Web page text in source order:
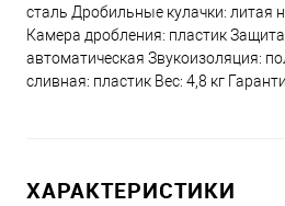
сталь Дробильные кулачки: литая
Камера дробления: пластик Защита
автоматическая Звукоизоляция:
сливная: пластик Вес: 4,8 кг
ХАРАКТЕРИСТИКИ